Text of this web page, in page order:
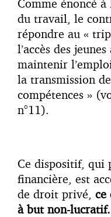
Comme énoncé
du travail, le
répondre au «
l’accès des
maintenir
la transmission
compétences »
n°11).
Ce dispositif, qui
financière, est
de droit privé, ce
à but non-lucratif.